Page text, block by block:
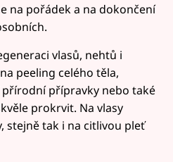
na pořádek a na dokončení
vlasů, nehtů i
peeling celého těla,
přípravky nebo také
prokrvit. Na vlasy
stejně tak i na citlivou pleť